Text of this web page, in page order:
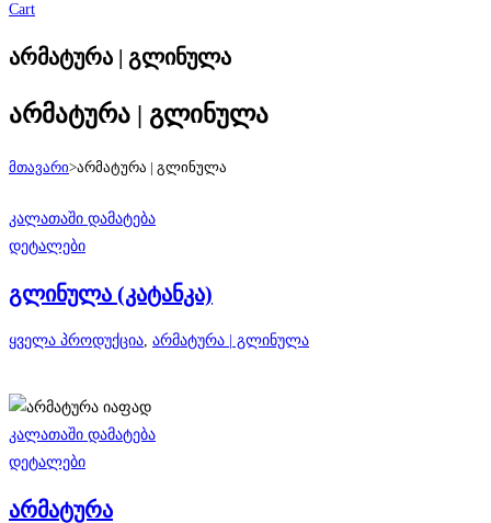
Cart
არმატურა | გლინულა
არმატურა | გლინულა
მთავარი>არმატურა | გლინულა
კალათაში დამატება
დეტალები
გლინულა (კატანკა)
ყველა პროდუქცია, არმატურა | გლინულა
კალათაში დამატება
დეტალები
არმატურა